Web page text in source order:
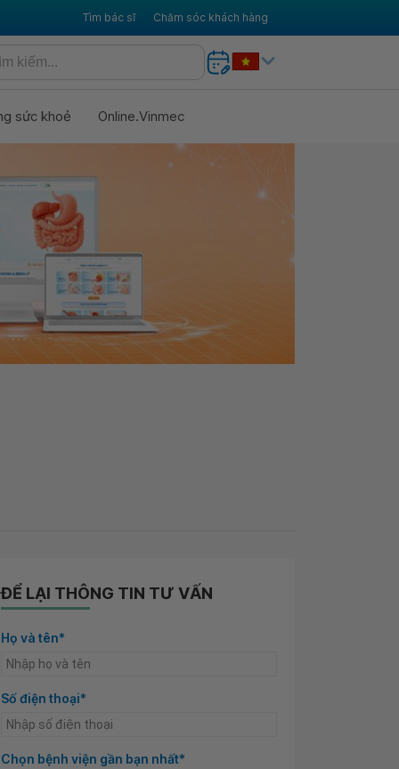
Tìm bác sĩ Chăm sóc khách hàng
sức khoẻ Online.Vinmec
ĐỂ LẠI THÔNG TIN TƯ VẤN
Họ và tên*
Số điện thoại*
Chọn bệnh viện gần bạn nhất*